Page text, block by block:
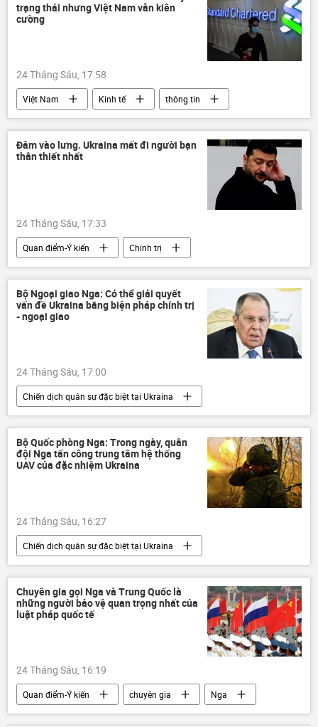
Đan Mạch
Thụy Điển
Rosneft
khủng bố
Video
trạng thái nhưng Việt Nam vẫn kiên
cường
24 Tháng Sáu, 17:58
Việt Nam Kinh tế
thông tin
GDP
tăng trưởng kinh tế
Đâm vào lưng. Ukraina mất đi người bạn
thân thiết nhất
24 Tháng Sáu, 17:33
Quan điểm-Ý kiến
Chính trị
Thế giới
Ukraina
Ba Lan
Vladimir Zelensky
Bộ Ngoại giao Nga: Có thể giải quyết
vấn đề Ukraina bằng biện pháp chính trị
- ngoại giao
24 Tháng Sáu, 17:00
Chiến dịch quân sự đặc biệt tại Ukraina
phương Tây
Sergey Lavrov
Chính trị
Thế giới
Nga
Bộ Ngoại giao Nga
Vladimir Putin
Cuộc gặp giữa Vladimir Putin và Donald Trump tại Alaska
Cuộc khủng hoảng ở Ukraina
Bộ Quốc phòng Nga: Trong ngày, quân
đội Nga tấn công trung tâm hệ thống
UAV của đặc nhiệm Ukraina
24 Tháng Sáu, 16:27
Chiến dịch quân sự đặc biệt tại Ukraina
Nga
Quân đội Nga
Thế giới
Quân sự
xung đột quân sự
xung đột
Chuyên gia gọi Nga và Trung Quốc là
những người bảo vệ quan trọng nhất của
luật pháp quốc tế
24 Tháng Sáu, 16:19
Quan điểm-Ý kiến chuyên gia
Nga
Trung Quốc
Chính trị
Thế giới